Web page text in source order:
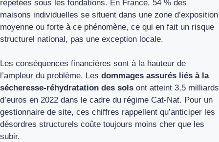
répétées sous les fondations. En France, 54 % des
maisons individuelles se situent dans une zone d’exposition
moyenne ou forte à ce phénomène, ce qui en fait un risque
structurel national, pas une exception locale.
Les conséquences financières sont à la hauteur de
l’ampleur du problème. Les dommages assurés liés à la
sécheresse-réhydratation des sols ont atteint 3,5 milliards
d’euros en 2022 dans le cadre du régime Cat-Nat. Pour un
gestionnaire de site, ces chiffres rappellent qu’anticiper les
désordres structurels coûte toujours moins cher que les
subir.